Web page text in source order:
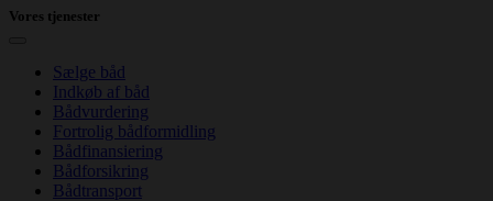
Vores tjenester
Sælge båd
Indkøb af båd
Bådvurdering
Fortrolig bådformidling
Bådfinansiering
Bådforsikring
Bådtransport